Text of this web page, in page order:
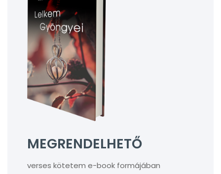
MEGRENDELHETŐ
verses kötetem e-book formájában